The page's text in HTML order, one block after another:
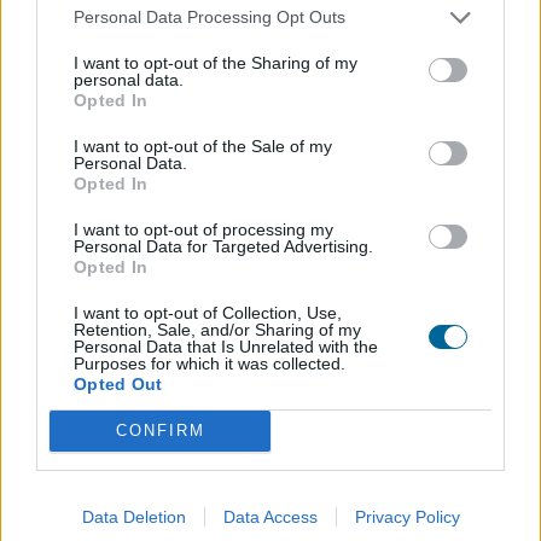
Personal Data Processing Opt Outs
I want to opt-out of the Sharing of my
personal data.
Opted In
I want to opt-out of the Sale of my
Personal Data.
Opted In
I want to opt-out of processing my
Personal Data for Targeted Advertising.
Opted In
I want to opt-out of Collection, Use,
Retention, Sale, and/or Sharing of my
Personal Data that Is Unrelated with the
Purposes for which it was collected.
Opted Out
CONFIRM
Data Deletion Data Access Privacy Policy
Productos relacionados